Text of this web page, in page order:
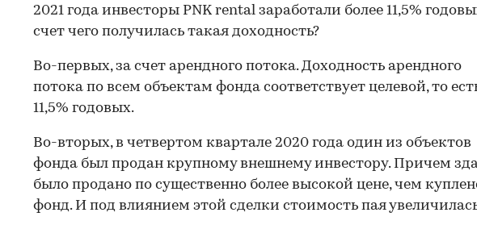
2021 года инвесторы PNK rental заработали более 11,5%
счет чего получилась такая доходность?
Во-первых, за счет арендного потока. Доходность арендного
потока по всем объектам фонда соответствует целевой, то
11,5% годовых.
Во-вторых, в четвертом квартале 2020 года один из объектов
фонда был продан крупному внешнему инвестору. Причем
было продано по существенно более высокой цене, чем
фонд. И под влиянием этой сделки стоимость пая